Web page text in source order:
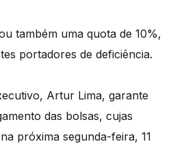
também uma quota de 10%,
portadores de deficiência.
Artur Lima, garante
das bolsas, cujas
próxima segunda-feira, 11